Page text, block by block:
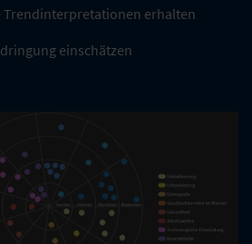
Trendinterpretationen erhalten
einschätzen